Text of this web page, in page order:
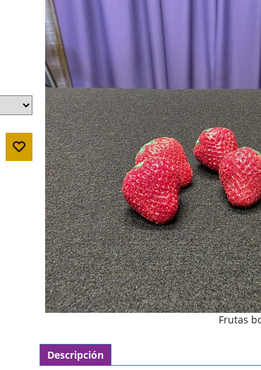
Frutas
Descripción